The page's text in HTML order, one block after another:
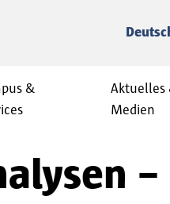
&
Aktuelles
Medien
–